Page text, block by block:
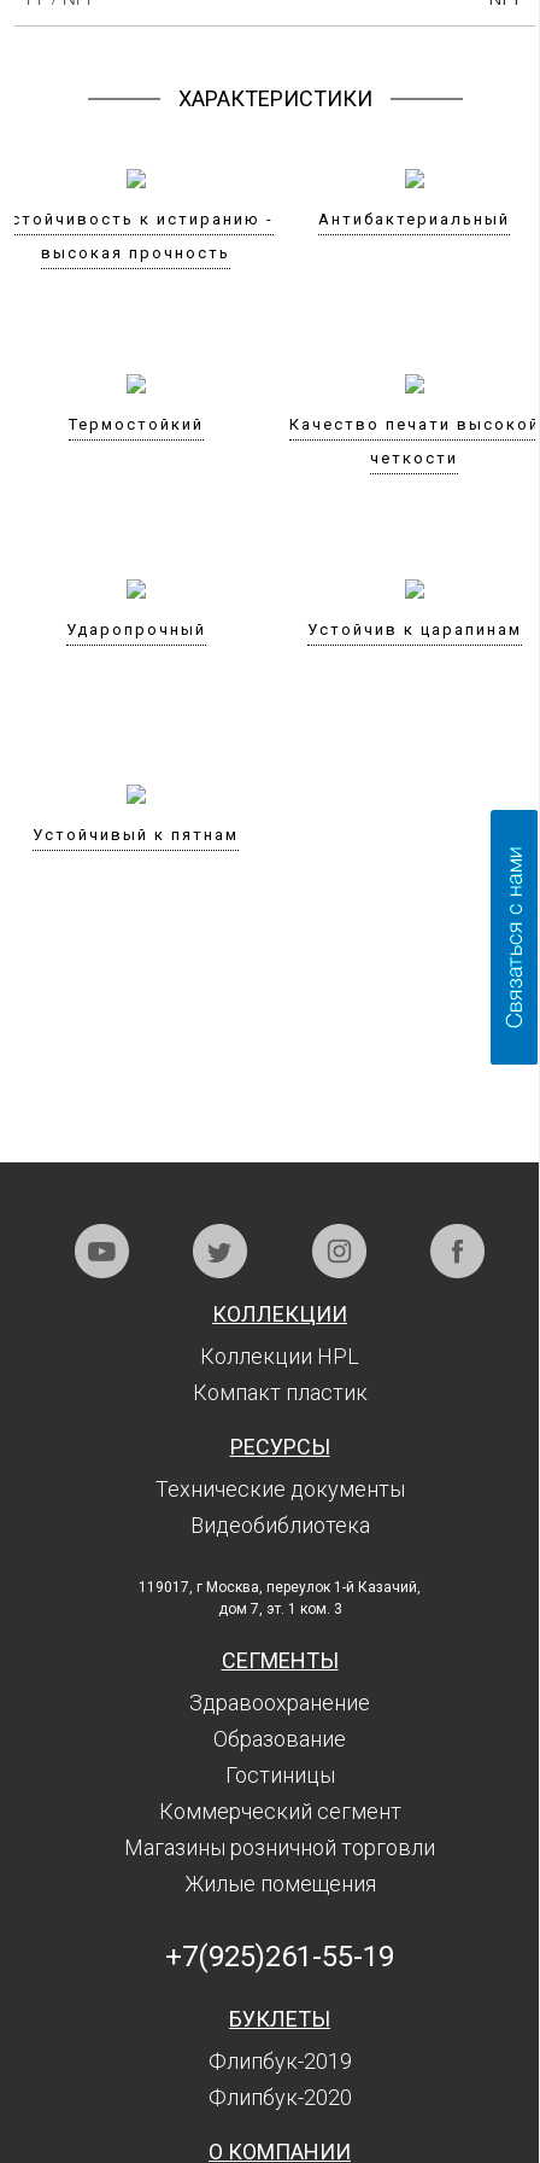
ХАРАКТЕРИСТИКИ
к истиранию -
высокая прочность
Антибактериальный
Термостойкий
Качество печати высокой
четкости
Ударопрочный Устойчив к царапинам
Устойчивый к пятнам
КОЛЛЕКЦИИ
Коллекции HPL
Компакт пластик
РЕСУРСЫ
Технические документы
Видеобиблиотека
119017, г Москва, переулок 1-й Казачий,
дом 7, эт. 1 ком. 3
СЕГМЕНТЫ
Здравоохранение
Образование
Гостиницы
Коммерческий сегмент
Магазины розничной торговли
Жилые помещения
+7(925)261-55-19
БУКЛЕТЫ
Флипбук-2019
Флипбук-2020
О КОМПАНИИ